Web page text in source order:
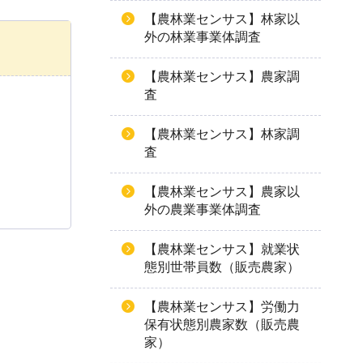
【農林業センサス】林家以
外の林業事業体調査
【農林業センサス】農家調
査
【農林業センサス】林家調
査
【農林業センサス】農家以
外の農業事業体調査
【農林業センサス】就業状
態別世帯員数（販売農家）
【農林業センサス】労働力
保有状態別農家数（販売農
家）